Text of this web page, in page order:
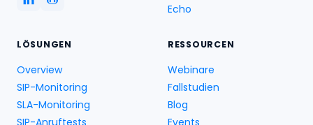
Echo
LÖSUNGEN
Overview
SIP-Monitoring
SLA-Monitoring
RESSOURCEN
Webinare
Fallstudien
Blog